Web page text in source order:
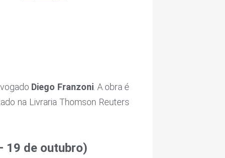
Diego Franzoni. A obra é
na Livraria Thomson Reuters
19 de outubro)